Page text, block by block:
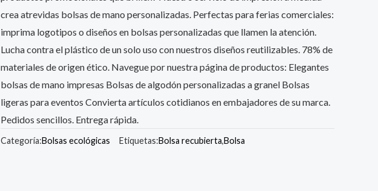
crea atrevidas bolsas de mano personalizadas. Perfectas para ferias comerciales:
imprima logotipos o diseños en bolsas personalizadas que llamen la atención.
Lucha contra el plástico de un solo uso con nuestros diseños reutilizables. 78% de
materiales de origen ético. Navegue por nuestra página de productos: Elegantes
bolsas de mano impresas Bolsas de algodón personalizadas a granel Bolsas
ligeras para eventos Convierta artículos cotidianos en embajadores de su marca.
Pedidos sencillos. Entrega rápida.
Categoría:Bolsas ecológicas Etiquetas:Bolsa recubierta,Bolsa